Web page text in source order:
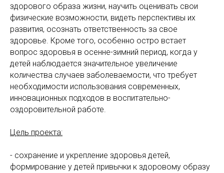
здорового образа жизни, научить оценивать свои
физические возможности, видеть перспективы их
развития, осознать ответственность за свое
здоровье. Кроме того, особенно остро встает
вопрос здоровья в осенне-зимний период, когда у
детей наблюдается значительное увеличение
количества случаев заболеваемости, что требует
необходимости использования современных,
инновационных подходов в воспитательно-
оздоровительной работе.
Цель проекта:
- сохранение и укрепление здоровья детей,
формирование у детей привычки к здоровому образу